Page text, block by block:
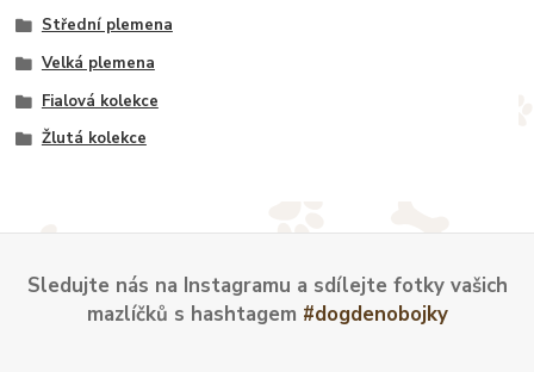
Střední plemena
Velká plemena
Fialová kolekce
Žlutá kolekce
Sledujte nás na Instagramu a sdílejte fotky vašich
mazlíčků s hashtagem #dogdenobojky